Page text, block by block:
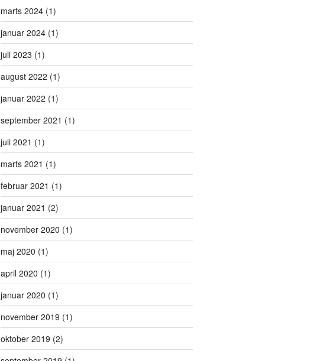
marts 2024(1)
januar 2024(1)
juli 2023 (1)
august 2022 (1)
januar 2022 (1)
september 2021 (1)
juli 2021 (1)
marts 2021 (1)
februar 2021 (1)
januar 2021 (2)
november 2020 (1)
maj 2020 (1)
april 2020 (1)
januar 2020 (1)
november 2019 (1)
oktober 2019 (2)